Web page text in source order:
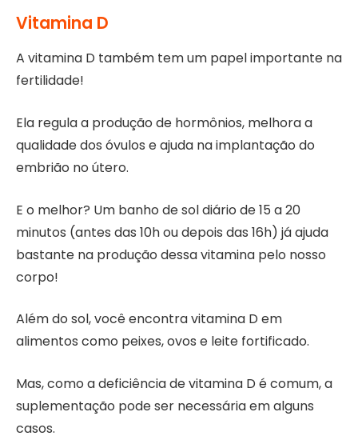
Vitamina D
A vitamina D também tem um papel importante na
fertilidade!
Ela regula a produção de hormônios, melhora a
qualidade dos óvulos e ajuda na implantação do
embrião no útero.
E o melhor? Um banho de sol diário de 15 a 20
minutos (antes das 10h ou depois das 16h) já ajuda
bastante na produção dessa vitamina pelo nosso
corpo!
Além do sol, você encontra vitamina D em
alimentos como peixes, ovos e leite fortificado.
Mas, como a deficiência de vitamina D é comum, a
suplementação pode ser necessária em alguns
casos.